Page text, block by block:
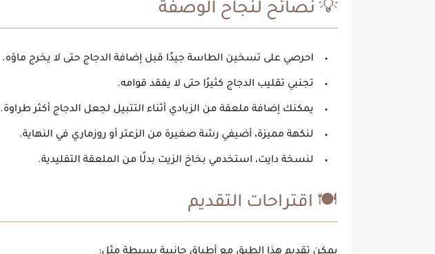
💡 نصائح لنجاح الوصفة
احرصي على تسخين الطاسة جيدًا قبل إضافة الدجاج حتى لا يخرج ماؤه.
تجنبي تقليب الدجاج كثيرًا حتى لا يفقد قوامه.
يمكنك إضافة ملعقة من الزبادي أثناء التتبيل لجعل الدجاج أكثر طراوة.
لنكهة مميزة، أضيفي رشة صغيرة من الزعتر أو روزماري في النهاية.
لنسخة دايت، استخدمي بخاخ الزيت بدلًا من الملعقة التقليدية.
🍽️ اقتراحات التقديم